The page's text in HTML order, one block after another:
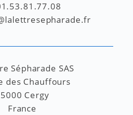
Sépharade SAS
des Chauffours
Cergy
France